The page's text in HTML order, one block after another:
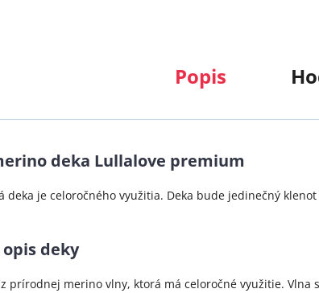
Popis
deka Lullalove premium
deka je celoročného využitia. Deka bude jedinečný
deky
prírodnej merino vlny, ktorá má celoročné využitie. Vlna